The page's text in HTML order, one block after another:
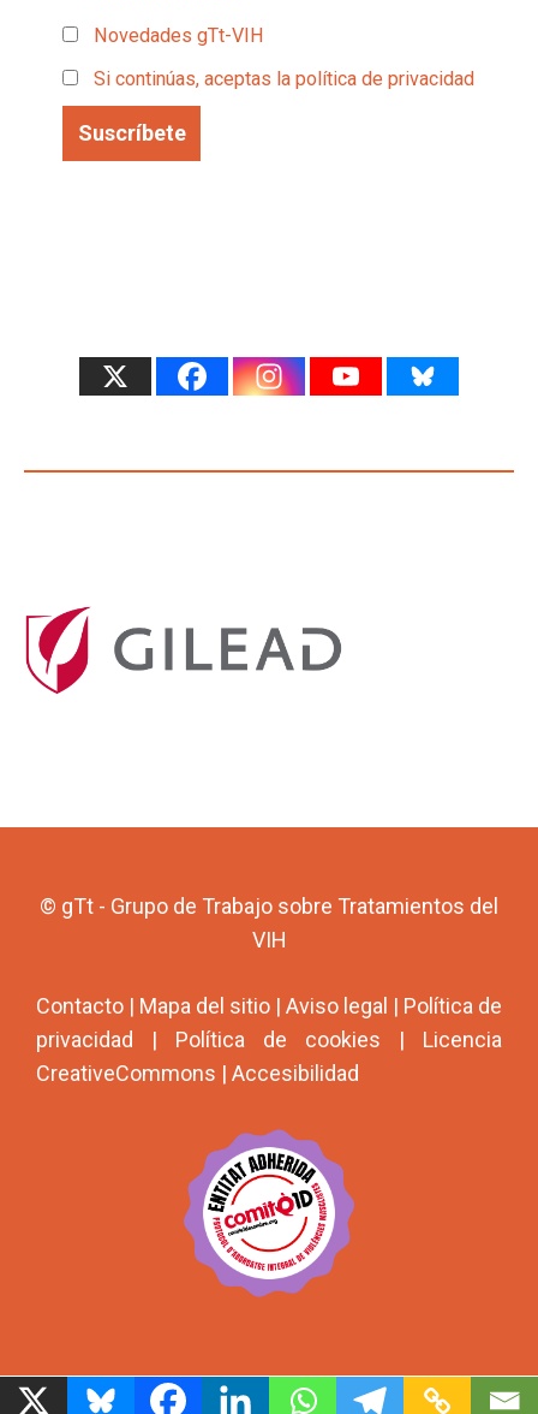
Novedades gTt-VIH
Si continúas, aceptas la política de privacidad
© gTt - Grupo de Trabajo sobre Tratamientos del
VIH
Contacto | Mapa del sitio | Aviso legal | Política de
privacidad | Política de cookies | Licencia
CreativeCommons | Accesibilidad